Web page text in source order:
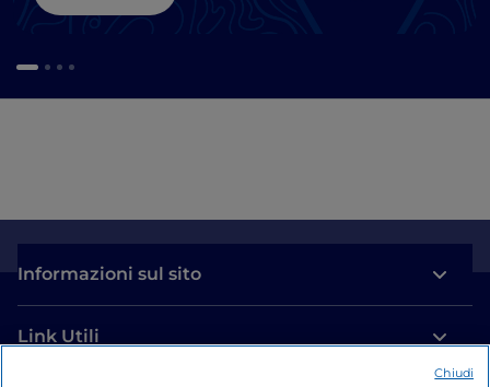
Informazioni sul sito
Link Utili
Chiudi